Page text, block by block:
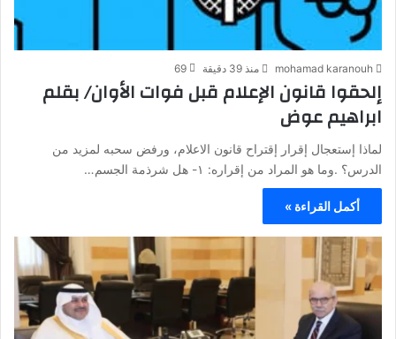
mohamad karanouh منذ 39 دقيقة 69
إلحقوا قانون الإعلام قبل فوات الأوان/ بقلم
ابراهيم عوض
لماذا إستعجال إقرار إقتراح قانون الاعلام، ورفض سحبه لمزيد من
الدرس؟ .وما هو المراد من إقراره: ١- هل شرذمة الجسم…
أكمل القراءة »